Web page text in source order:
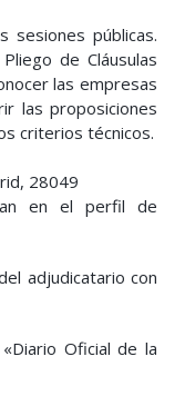
sesiones públicas.
de Cláusulas
las empresas
las proposiciones
criterios técnicos.
28049
en el perfil de
adjudicatario con
Oficial de la